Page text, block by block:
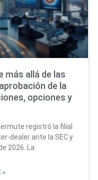
más allá de las
de la
opciones y
registró la filial
dealer ante la SEC y
2026. La
»